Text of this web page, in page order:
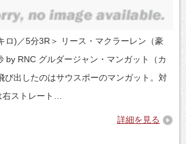
ロ)／5分3R＞ リース・マクラーレン（豪
by RNC グルダージャン・マンガット（カ
び出したのはサウスポーのマンガット。対
ストレート…
詳細を見る